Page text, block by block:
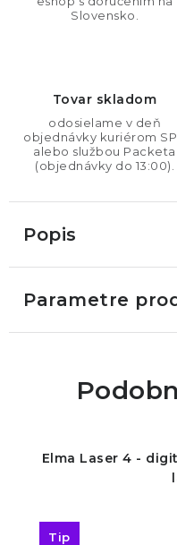
Slovensko.
Tovar skladom
odosielame v deň
objednávky kuriérom
alebo službou Packeta
(objednávky do 13:00).
Popis
Parametre
Elma Laser 4 -
Tip